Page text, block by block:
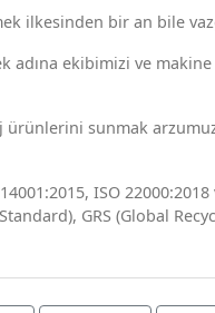
ilkesinden bir an bile
adına ekibimizi ve
sunmak
ISO
GRS (Global